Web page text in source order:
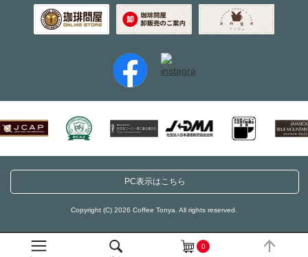
0
PC表示はこちら
Copyright (C) 2026 Coffee Tonya. All rights reserved.